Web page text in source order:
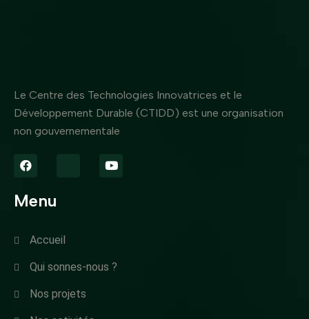
Le Centre des Technologies Innovatrices et le
Développement Durable (CTIDD) est une organisation
non gouvernementale
Menu
Accueil
Qui sonnes-nous ?
Nos projets